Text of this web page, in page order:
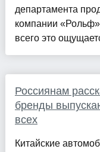
департамента
компании
всего это
Россиянам
бренды
всех
Китайские